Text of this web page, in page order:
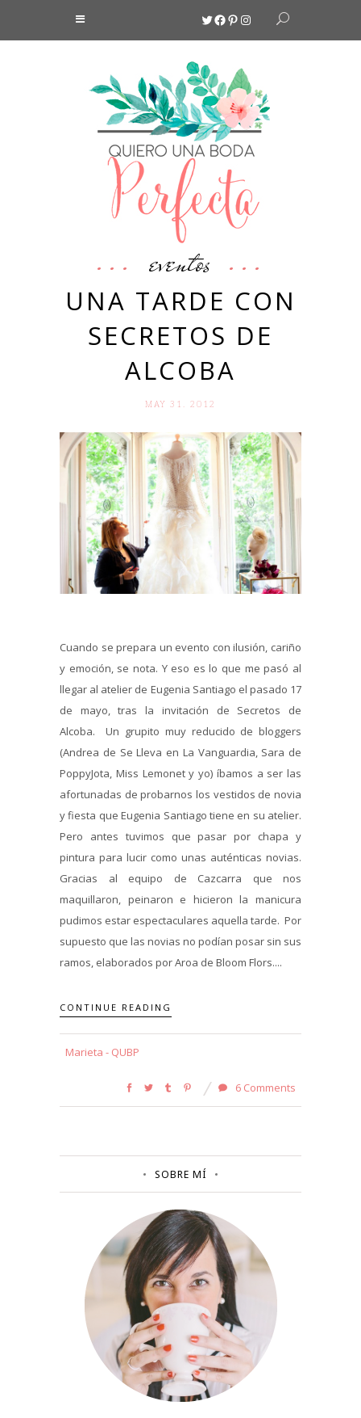
Twitter
Facebook
Pinterest
Instagram
eventos
UNA TARDE CON
SECRETOS DE
ALCOBA
MAY 31. 2012
Cuando se prepara un evento con ilusión, cariño
y emoción, se nota. Y eso es lo que me pasó al
llegar al atelier de Eugenia Santiago el pasado 17
de mayo, tras la invitación de Secretos de
Alcoba. Un grupito muy reducido de bloggers
(Andrea de Se Lleva en La Vanguardia, Sara de
PoppyJota, Miss Lemonet y yo) íbamos a ser las
afortunadas de probarnos los vestidos de novia
y fiesta que Eugenia Santiago tiene en su atelier.
Pero antes tuvimos que pasar por chapa y
pintura para lucir como unas auténticas novias.
Gracias al equipo de Cazcarra que nos
maquillaron, peinaron e hicieron la manicura
pudimos estar espectaculares aquella tarde. Por
supuesto que las novias no podían posar sin sus
ramos, elaborados por Aroa de Bloom Flors....
CONTINUE READING
Marieta - QUBP
6 Comments
SOBRE MÍ